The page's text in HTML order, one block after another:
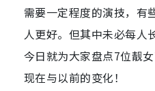
需要一定程度的演技，有
人更好。但其中未必每人
今日就为大家盘点7位靓
现在与以前的变化！